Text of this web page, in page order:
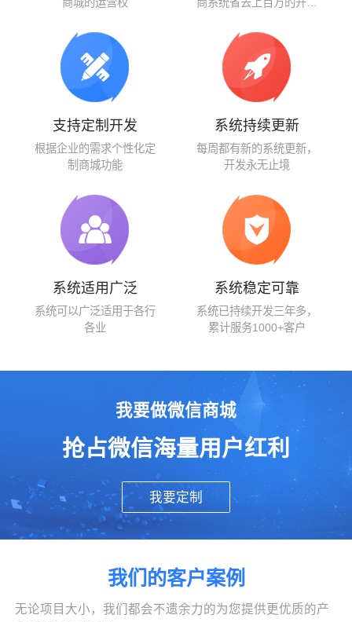
支持定制开发
根据企业的需求个性化定
制商城功能
系统持续更新
每周都有新的系统更新，
开发永无止境
系统适用广泛
系统可以广泛适用于各行
各业
系统稳定可靠
系统已持续开发三年多，
累计服务1000+客户
我要做微信商城
抢占微信海量用户红利
我要定制
我们的客户案例
无论项目大小，我们都会不遗余力的为您提供更优质的产